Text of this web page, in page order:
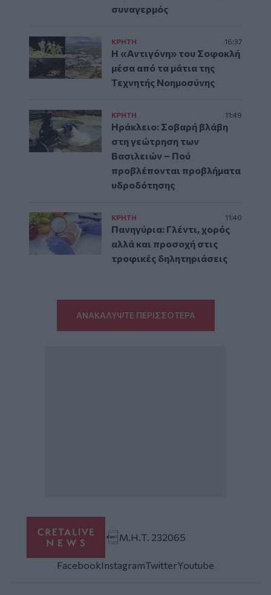
συναγερμός
ΚΡΗΤΗ 16:37
Η «Αντιγόνη» του Σοφοκλή
μέσα από τα μάτια της
Τεχνητής Νοημοσύνης
ΚΡΗΤΗ 11:49
Ηράκλειο: Σοβαρή βλάβη
στη γεώτρηση των
Βασιλειών – Πού
προβλέπονται προβλήματα
υδροδότησης
ΚΡΗΤΗ 11:40
Πανηγύρια: Γλέντι, χορός
αλλά και προσοχή στις
τροφικές δηλητηριάσεις
ΑΝΑΚΑΛΥΨΤΕ ΠΕΡΙΣΣΟΤΕΡΑ
Μ.Η.Τ. 232065
FacebookInstagramTwitterYoutube